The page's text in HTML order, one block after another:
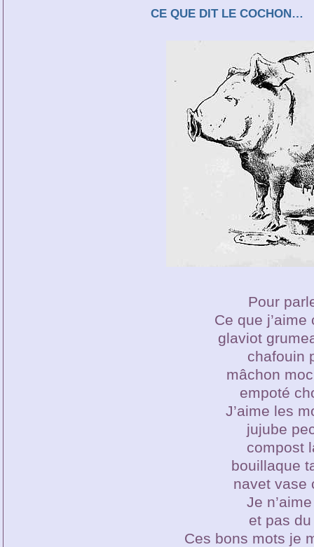
CE QUE DIT LE COCHON…
Pour
Ce que j’aime
glaviot
chafouin
mâchon
empoté
J’aime les
jujube
compost
bouillaque
navet vase
Je
et pas
Ces bons mots je